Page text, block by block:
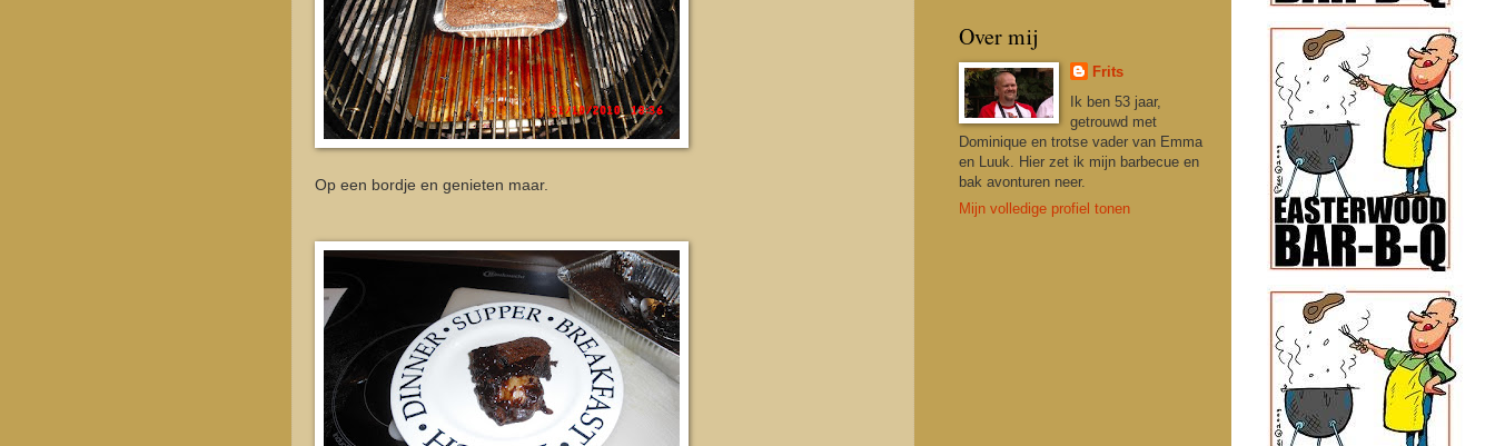
Op een bordje en genieten maar.
Over mij
Frits
Ik ben 53 jaar,
getrouwd met
Dominique en trotse vader van Emma
en Luuk. Hier zet ik mijn barbecue en
bak avonturen neer.
Mijn volledige profiel tonen